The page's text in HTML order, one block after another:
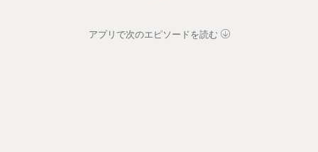
アプリで次のエピソードを読む